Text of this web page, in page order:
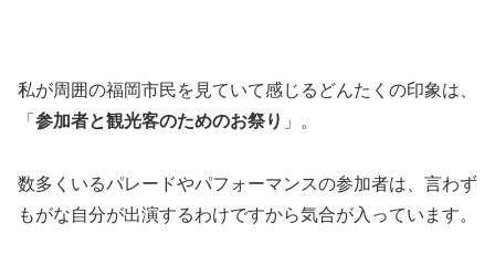
私が周囲の福岡市民を見ていて感じるどんたくの印象は、
「 参加者と観光客のためのお祭り 」。
数多くいるパレードやパフォーマンスの参加者は、言わず
もがな自分が出演するわけですから気合が入っています。